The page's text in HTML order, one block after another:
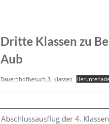
Dritte Klassen zu
Aub
Bauernhofbesuch 3. Klassen
Abschlussausflug der 4. Klassen